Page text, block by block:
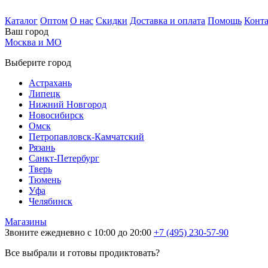
Каталог Оптом О нас Скидки Доставка и оплата Помощь
Ваш город
Москва и МО
Выберите город
Астрахань
Липецк
Нижний Новгород
Новосибирск
Омск
Петропавловск-Камчатский
Рязань
Санкт-Петербург
Тверь
Тюмень
Уфа
Челябинск
Магазины
Звоните ежедневно с 10:00 до 20:00 +7 (495) 230-57-90
Все выбрали и готовы продиктовать?